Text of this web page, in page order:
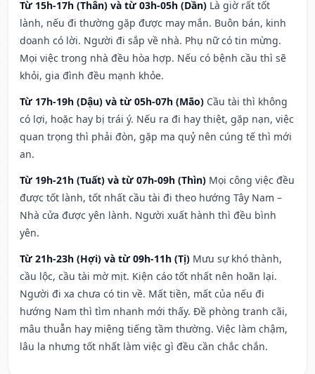
Từ 15h-17h (Thân) và từ 03h-05h (Dần) Là giờ rất tốt
lành, nếu đi thường gặp được may mắn. Buôn bán, kinh
doanh có lời. Người đi sắp về nhà. Phụ nữ có tin mừng.
Mọi việc trong nhà đều hòa hợp. Nếu có bệnh cầu thì sẽ
khỏi, gia đình đều mạnh khỏe.
Từ 17h-19h (Dậu) và từ 05h-07h (Mão) Cầu tài thì không
có lợi, hoặc hay bị trái ý. Nếu ra đi hay thiệt, gặp nạn, việc
quan trọng thì phải đòn, gặp ma quỷ nên cúng tế thì mới
an.
Từ 19h-21h (Tuất) và từ 07h-09h (Thìn) Mọi công việc đều
được tốt lành, tốt nhất cầu tài đi theo hướng Tây Nam –
Nhà cửa được yên lành. Người xuất hành thì đều bình
yên.
Từ 21h-23h (Hợi) và từ 09h-11h (Tị) Mưu sự khó thành,
cầu lộc, cầu tài mờ mịt. Kiện cáo tốt nhất nên hoãn lại.
Người đi xa chưa có tin về. Mất tiền, mất của nếu đi
hướng Nam thì tìm nhanh mới thấy. Đề phòng tranh cãi,
mâu thuẫn hay miệng tiếng tầm thường. Việc làm chậm,
lâu la nhưng tốt nhất làm việc gì đều cần chắc chắn.